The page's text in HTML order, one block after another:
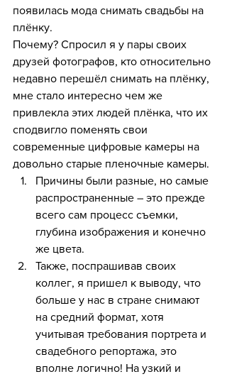
появилась мода снимать свадьбы на
плёнку.
Почему? Спросил я у пары своих
друзей фотографов, кто относительно
недавно перешёл снимать на плёнку,
мне стало интересно чем же
привлекла этих людей плёнка, что их
сподвигло поменять свои
современные цифровые камеры на
довольно старые пленочные камеры.
Причины были разные, но самые
распространенные – это прежде
всего сам процесс съемки,
глубина изображения и конечно
же цвета.
Также, поспрашивав своих
коллег, я пришел к выводу, что
больше у нас в стране снимают
на средний формат, хотя
учитывая требования портрета и
свадебного репортажа, это
вполне логично! На узкий и